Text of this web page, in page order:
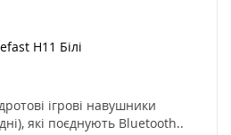
H11 Білі
ігрові навушники
які поєднують Bluetooth..